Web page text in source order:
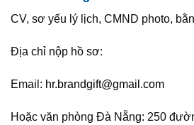
CV, sơ yếu lý lịch, CMND photo,
Địa chỉ nộp hồ sơ:
Email: hr.brandgift@gmail.com
Hoặc văn phòng Đà Nẵng: 250